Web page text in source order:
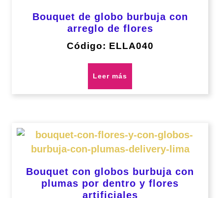
Bouquet de globo burbuja con
arreglo de flores
Código: ELLA040
Leer más
Bouquet con globos burbuja con
plumas por dentro y flores
artificiales